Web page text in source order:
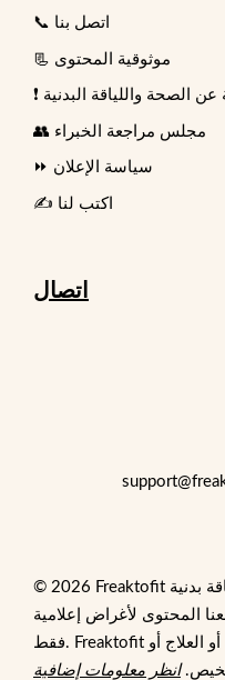
📞 اتصل بنا
📃 موثوقية المحتوى
عن الصحة واللياقة البدنية
👥 مجلس مراجعة الخبراء
⏩ سياسة الإعلان
✍️ اكتب لنا
اتصال
المحتوى لأغراض إعلامية
فقط. Freaktofit ليس بديلاً عن المشورة الطبية أو العلاج أو
انظر معلومات إضافية